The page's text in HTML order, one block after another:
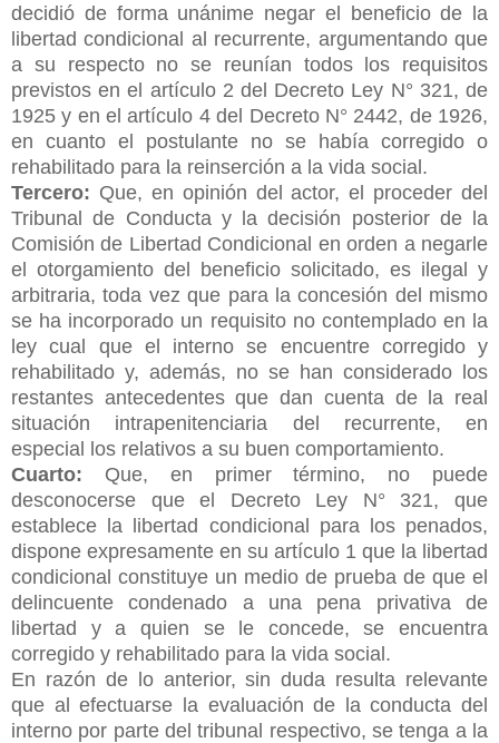
decidió de forma unánime negar el beneficio de la
libertad condicional al recurrente, argumentando que
a su respecto no se reunían todos los requisitos
previstos en el artículo 2 del Decreto Ley N° 321, de
1925 y en el artículo 4 del Decreto N° 2442, de 1926,
en cuanto el postulante no se había corregido o
rehabilitado para la reinserción a la vida social.
Tercero: Que, en opinión del actor, el proceder del
Tribunal de Conducta y la decisión posterior de la
Comisión de Libertad Condicional en orden a negarle
el otorgamiento del beneficio solicitado, es ilegal y
arbitraria, toda vez que para la concesión del mismo
se ha incorporado un requisito no contemplado en la
ley cual que el interno se encuentre corregido y
rehabilitado y, además, no se han considerado los
restantes antecedentes que dan cuenta de la real
situación intrapenitenciaria del recurrente, en
especial los relativos a su buen comportamiento.
Cuarto: Que, en primer término, no puede
desconocerse que el Decreto Ley N° 321, que
establece la libertad condicional para los penados,
dispone expresamente en su artículo 1 que la libertad
condicional constituye un medio de prueba de que el
delincuente condenado a una pena privativa de
libertad y a quien se le concede, se encuentra
corregido y rehabilitado para la vida social.
En razón de lo anterior, sin duda resulta relevante
que al efectuarse la evaluación de la conducta del
interno por parte del tribunal respectivo, se tenga a la